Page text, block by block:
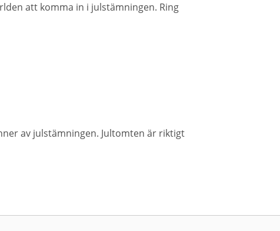
att komma in i julstämningen. Ring
av julstämningen. Jultomten är riktigt